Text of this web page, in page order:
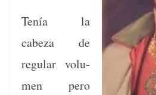
Tenía la
cabeza de
reg­u­lar vol­u­
men pero